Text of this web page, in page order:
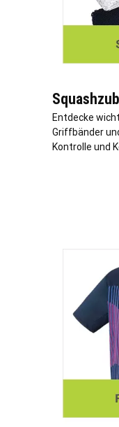
Entdecke
Griffbänder
Kontrolle und